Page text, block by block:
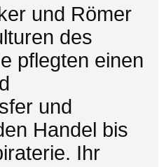
und Römer
des
pflegten einen
und
Handel bis
Ihr